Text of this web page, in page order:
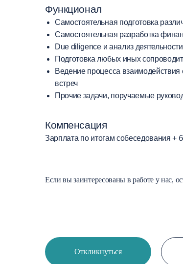
Функционал
Самостоятельная подготовка
Самостоятельная разработка
Due diligence и анализ
Подготовка любых иных
Ведение процесса взаимодействия
встреч
Прочие задачи, поручаемые
Компенсация
Зарплата по итогам собеседования +
Если вы заинтересованы в работе у нас,
Откликнуться